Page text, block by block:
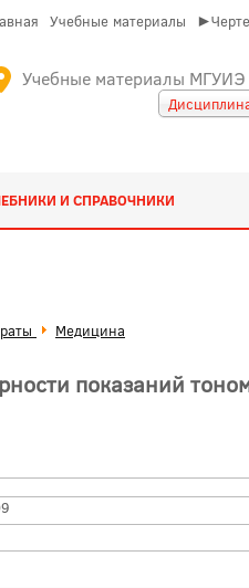
Учебные материалы
Учебные материалы МГУИЭ
И СПРАВОЧНИКИ
Медицина
показаний